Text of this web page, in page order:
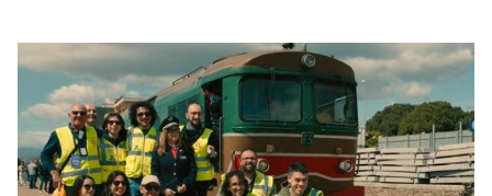
VACANZE
CULTURA
NAUTICA